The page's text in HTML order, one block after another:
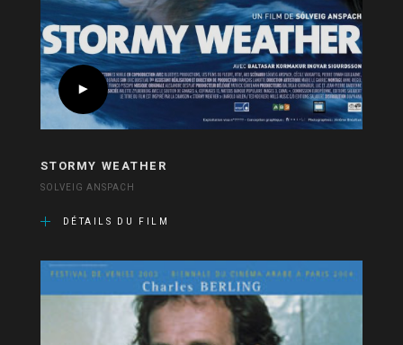
STORMY WEATHER
SOLVEIG ANSPACH
DÉTAILS DU FILM